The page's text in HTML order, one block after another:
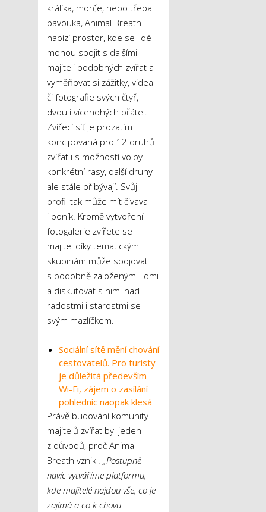
králíka, morče, nebo třeba
pavouka, Animal Breath
nabízí prostor, kde se lidé
mohou spojit s dalšími
majiteli podobných zvířat a
vyměňovat si zážitky, videa
či fotografie svých čtyř,
dvou i vícenohých přátel.
Zvířecí síť je prozatím
koncipovaná pro 12 druhů
zvířat i s možností volby
konkrétní rasy, další druhy
ale stále přibývají. Svůj
profil tak může mít čivava
i poník. Kromě vytvoření
fotogalerie zvířete se
majitel díky tematickým
skupinám může spojovat
s podobně založenými lidmi
a diskutovat s nimi nad
radostmi i starostmi se
svým mazlíčkem.
Sociální sítě mění chování
cestovatelů. Pro turisty
je důležitá především
Wi-Fi, zájem o zasílání
pohlednic naopak klesá
Právě budování komunity
majitelů zvířat byl jeden
z důvodů, proč Animal
Breath vznikl. „Postupně
navíc vytváříme platformu,
kde majitelé najdou vše, co je
zajímá a co k chovu